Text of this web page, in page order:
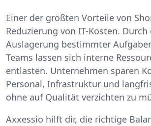
Einer der größten Vorteile von
Reduzierung von IT-Kosten. Durch
Auslagerung bestimmter
Teams lassen sich interne
entlasten. Unternehmen sparen
Personal, Infrastruktur und
ohne auf Qualität verzichten zu
Axxessio hilft dir, die richtige